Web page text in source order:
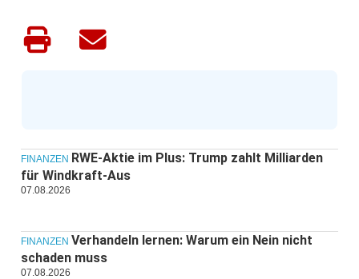
FINANZEN RWE-Aktie im Plus: Trump zahlt Milliarden
für Windkraft-Aus
07.08.2026
FINANZEN Verhandeln lernen: Warum ein Nein nicht
schaden muss
07.08.2026